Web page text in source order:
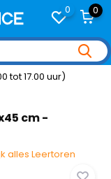
0 0
tot 17.00 uur)
cm -
alles Leertoren